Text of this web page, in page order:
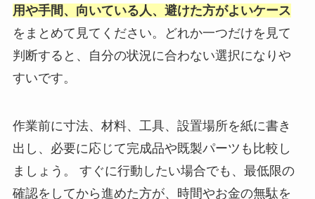
用や手間、向いている人、避けた方がよいケース
をまとめて見てください。どれか一つだけを見て
判断すると、自分の状況に合わない選択になりや
すいです。
作業前に寸法、材料、工具、設置場所を紙に書き
出し、必要に応じて完成品や既製パーツも比較し
ましょう。 すぐに行動したい場合でも、最低限の
確認をしてから進めた方が、時間やお金の無駄を